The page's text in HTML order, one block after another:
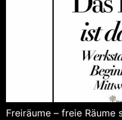
Freiräume – freie